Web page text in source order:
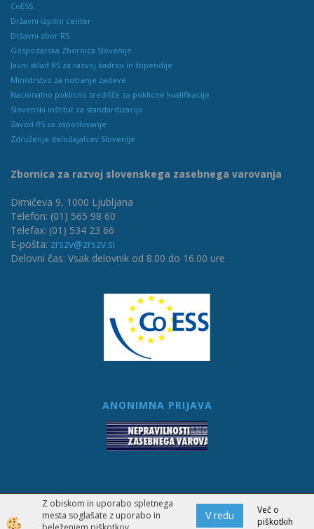
CoESS
Državni izpitni center
Državni zbor RS
Gospodarska Zbornica Slovenije
Javni sklad RS za razvoj kadrov in štipendije
Ministrstvo za notranje zadeve
Nacionalno poklicno središče za poklicne kvalifikacije
Slovenski inštitut za standardizacijo
Zavod RS za zaposlovanje
Združenje delodajalcev Slovenije
Zbornica za razvoj slovenskega zasebnega varovanja
Dimičeva 9, 1000 Ljubljana
Telefon: (01) 565 98 60
Telefax: (01) 534 23 66
E-pošta: zrszv@zrszv.si
Delovni čas: Vsak delovnik od 8.00 do 16.00 ure
ANONIMNA PRIJAVA
Izdelava spletne trgovine
Z obiskom in uporabo spletnega
mesta soglašate z uporabo in
V redu
Več o
piškotkih